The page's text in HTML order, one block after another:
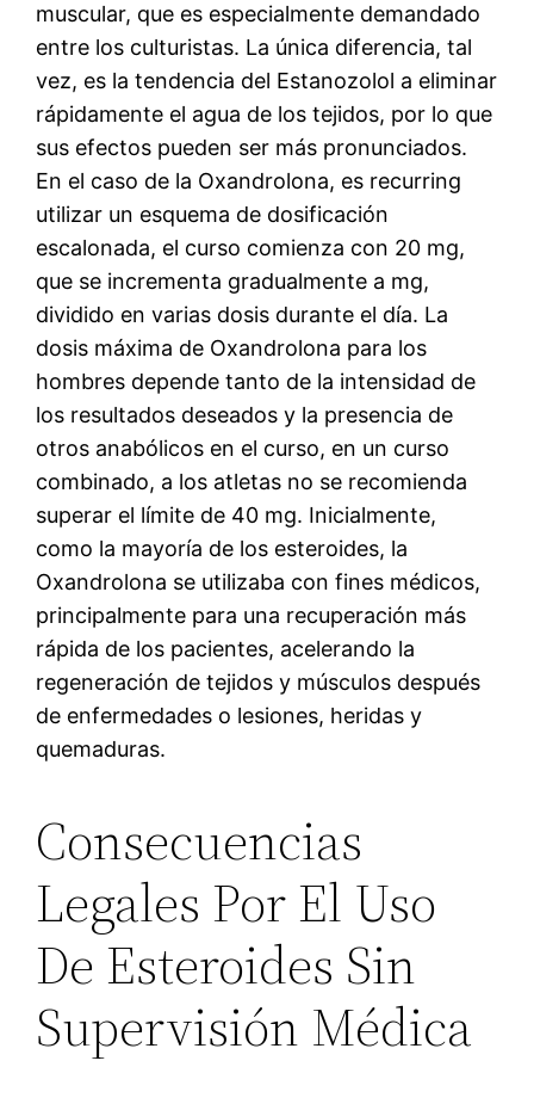
muscular, que es especialmente demandado
entre los culturistas. La única diferencia, tal
vez, es la tendencia del Estanozolol a eliminar
rápidamente el agua de los tejidos, por lo que
sus efectos pueden ser más pronunciados.
En el caso de la Oxandrolona, es recurring
utilizar un esquema de dosificación
escalonada, el curso comienza con 20 mg,
que se incrementa gradualmente a mg,
dividido en varias dosis durante el día. La
dosis máxima de Oxandrolona para los
hombres depende tanto de la intensidad de
los resultados deseados y la presencia de
otros anabólicos en el curso, en un curso
combinado, a los atletas no se recomienda
superar el límite de 40 mg. Inicialmente,
como la mayoría de los esteroides, la
Oxandrolona se utilizaba con fines médicos,
principalmente para una recuperación más
rápida de los pacientes, acelerando la
regeneración de tejidos y músculos después
de enfermedades o lesiones, heridas y
quemaduras.
Consecuencias
Legales Por El Uso
De Esteroides Sin
Supervisión Médica